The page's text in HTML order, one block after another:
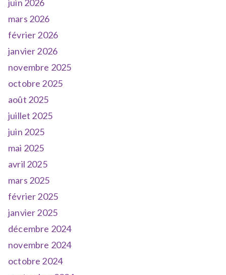
juin 2026
mars 2026
février 2026
janvier 2026
novembre 2025
octobre 2025
août 2025
juillet 2025
juin 2025
mai 2025
avril 2025
mars 2025
février 2025
janvier 2025
décembre 2024
novembre 2024
octobre 2024